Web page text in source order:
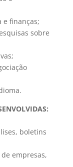
e finanças;
sobre
boletins
empresas,